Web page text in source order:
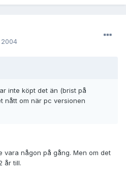
2004
inte köpt det än (brist på
nått om när pc versionen
vara någon på gång. Men om det
år till.